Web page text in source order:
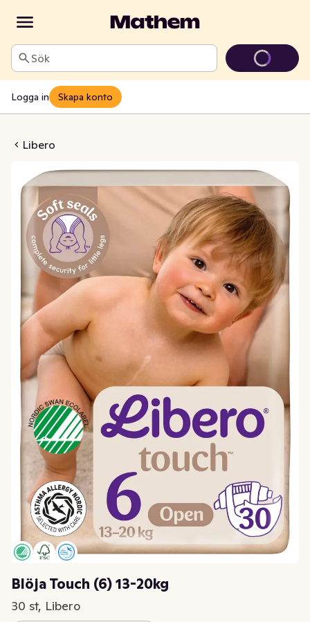
Sök
Logga in Skapa konto
Libero
(6) 13-20kg
Blöja Touch (6) 13-20kg
30 st, Libero